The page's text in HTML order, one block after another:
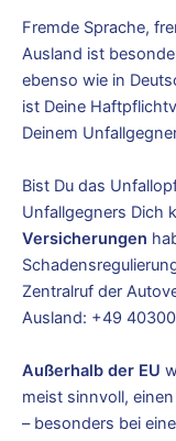
Fremde Sprache,
Ausland ist
ebenso wie in
ist Deine
Deinem
Bist Du das
Unfallgegners Dich
Versicherungen
Zentralruf der
Ausland: +49
Außerhalb der EU
meist sinnvoll,
– besonders bei